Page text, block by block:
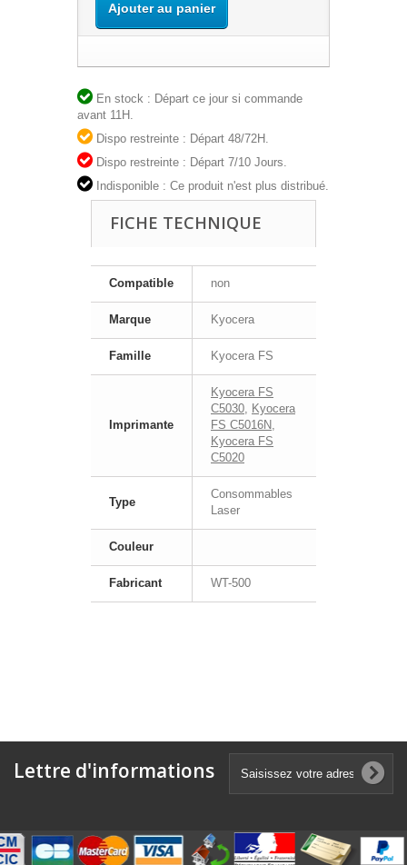
Ajouter au panier
En stock : Départ ce jour si commande
avant 11H.
Dispo restreinte : Départ 48/72H.
Dispo restreinte : Départ 7/10 Jours.
Indisponible : Ce produit n'est plus distribué.
FICHE TECHNIQUE
Compatible non
Marque Kyocera
Famille Kyocera FS
Imprimante
Kyocera FS
C5030, Kyocera
FS C5016N,
Kyocera FS
C5020
Type
Consommables
Laser
Couleur
Fabricant WT-500
Lettre d'informations